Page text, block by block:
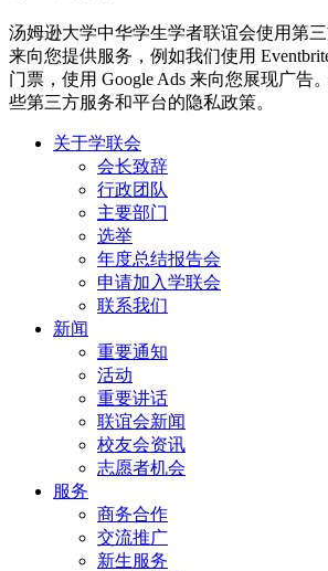
汤姆逊大学中华学生学者联谊会使用第
来向您提供服务，例如我们使用
门票，使用 Google Ads 来向您展现广告
些第三方服务和平台的隐私政策。
关于学联会
会长致辞
行政团队
主要部门
选举
年度总结报告会
申请加入学联会
联系我们
新闻
重要通知
活动
重要讲话
联谊会新闻
校友会资讯
志愿者机会
服务
商务合作
交流推广
新生服务